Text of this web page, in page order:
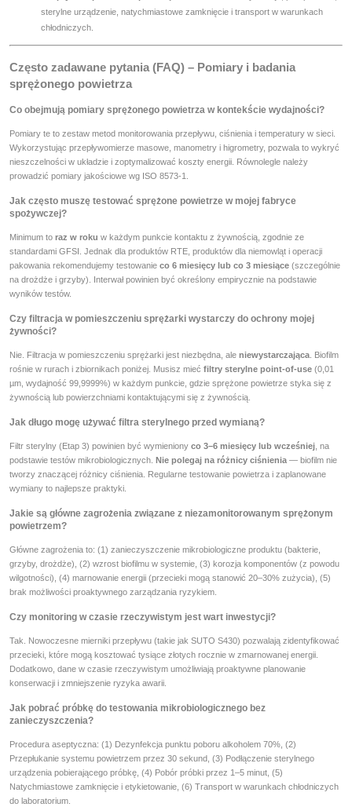
sterylne urządzenie, natychmiastowe zamknięcie i transport w warunkach
chłodniczych.
Często zadawane pytania (FAQ) – Pomiary i badania
sprężonego powietrza
Co obejmują pomiary sprężonego powietrza w kontekście wydajności?
Pomiary te to zestaw metod monitorowania przepływu, ciśnienia i temperatury w sieci.
Wykorzystując przepływomierze masowe, manometry i higrometry, pozwala to wykryć
nieszczelności w układzie i zoptymalizować koszty energii. Równolegle należy
prowadzić pomiary jakościowe wg ISO 8573-1.
Jak często muszę testować sprężone powietrze w mojej fabryce
spożywczej?
Minimum to raz w roku w każdym punkcie kontaktu z żywnością, zgodnie ze
standardami GFSI. Jednak dla produktów RTE, produktów dla niemowląt i operacji
pakowania rekomendujemy testowanie co 6 miesięcy lub co 3 miesiące (szczególnie
na drożdże i grzyby). Interwał powinien być określony empirycznie na podstawie
wyników testów.
Czy filtracja w pomieszczeniu sprężarki wystarczy do ochrony mojej
żywności?
Nie. Filtracja w pomieszczeniu sprężarki jest niezbędna, ale niewystarczająca . Biofilm
rośnie w rurach i zbiornikach poniżej. Musisz mieć filtry sterylne point-of-use (0,01
µm, wydajność 99,9999%) w każdym punkcie, gdzie sprężone powietrze styka się z
żywnością lub powierzchniami kontaktującymi się z żywnością.
Jak długo mogę używać filtra sterylnego przed wymianą?
Filtr sterylny (Etap 3) powinien być wymieniony co 3–6 miesięcy lub wcześniej , na
podstawie testów mikrobiologicznych. Nie polegaj na różnicy ciśnienia — biofilm nie
tworzy znaczącej różnicy ciśnienia. Regularne testowanie powietrza i zaplanowane
wymiany to najlepsze praktyki.
Jakie są główne zagrożenia związane z niezamonitorowanym sprężonym
powietrzem?
Główne zagrożenia to: (1) zanieczyszczenie mikrobiologiczne produktu (bakterie,
grzyby, drożdże), (2) wzrost biofilmu w systemie, (3) korozja komponentów (z powodu
wilgotności), (4) marnowanie energii (przecieki mogą stanowić 20–30% zużycia), (5)
brak możliwości proaktywnego zarządzania ryzykiem.
Czy monitoring w czasie rzeczywistym jest wart inwestycji?
Tak. Nowoczesne mierniki przepływu (takie jak SUTO S430) pozwalają zidentyfikować
przecieki, które mogą kosztować tysiące złotych rocznie w zmarnowanej energii.
Dodatkowo, dane w czasie rzeczywistym umożliwiają proaktywne planowanie
konserwacji i zmniejszenie ryzyka awarii.
Jak pobrać próbkę do testowania mikrobiologicznego bez
zanieczyszczenia?
Procedura aseptyczna: (1) Dezynfekcja punktu poboru alkoholem 70%, (2)
Przepłukanie systemu powietrzem przez 30 sekund, (3) Podłączenie sterylnego
urządzenia pobierającego próbkę, (4) Pobór próbki przez 1–5 minut, (5)
Natychmiastowe zamknięcie i etykietowanie, (6) Transport w warunkach chłodniczych
do laboratorium.